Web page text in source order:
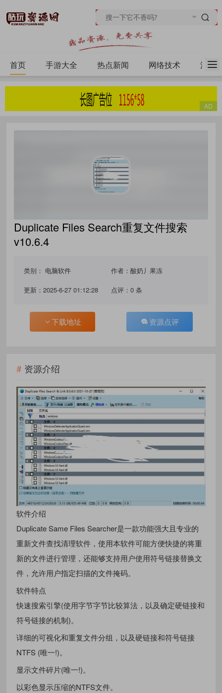
首页 手游大全 热点新闻 网络技术 源码
Duplicate Files Search重复文件搜索
v10.6.4
类别： 电脑软件 作者：酸奶丿果冻
更新：2025-6-27 01:12:28 点评：0 条
下载地址 资源点评
资源介绍
软件介绍
Duplicate Same Files Searcher是一款功能强大且专业的
重新文件查找清理软件，使用本软件可能方便快捷的将重
新的文件进行管理，还能够支持用户使用符号链接替换文
件，允许用户指定扫描的文件掩码。
软件特点
快速搜索引擎(使用字节字节比较算法，以及确定硬链接和
符号链接的机制)。
详细的可视化和重复文件分组，以及硬链接和符号链接
NTFS (唯一!)。
显示文件碎片(唯一!)。
以彩色显示压缩的NTFS文件。